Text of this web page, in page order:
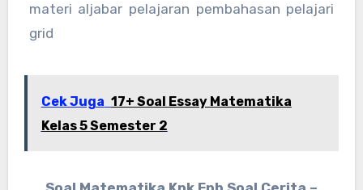
materi aljabar pelajaran pembahasan pelajari
grid
Cek Juga 17+ Soal Essay Matematika
Kelas 5 Semester 2